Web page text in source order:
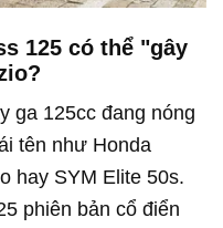
125 có thể "gây
ga 125cc đang nóng
tên như Honda
hay SYM Elite 50s.
phiên bản cổ điển